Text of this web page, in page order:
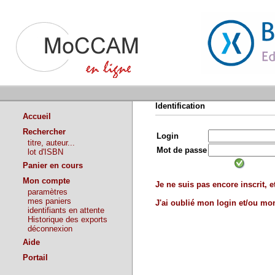
Accueil
Rechercher
titre, auteur...
lot d'ISBN
Panier en cours
Mon compte
paramètres
mes paniers
identifiants en attente
Historique des exports
déconnexion
Aide
Portail
Identification
Login
Mot de passe
Je ne suis pas encore inscrit,
J'ai oublié mon login et/ou